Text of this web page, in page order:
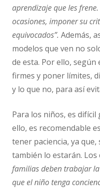
aprendizaje que les
ocasiones, imponer su
equivocados”. Además,
modelos que ven no
de esta. Por ello,
firmes y poner límites,
y lo que no, para así
Para los niños, es
ello, es recomendable
tener paciencia, ya
también lo estarán.
familias deben trabajar
que el niño tenga